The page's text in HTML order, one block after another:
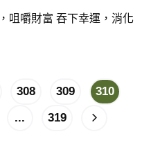
咀嚼財富 吞下幸運，消化
308 309
310
... 319